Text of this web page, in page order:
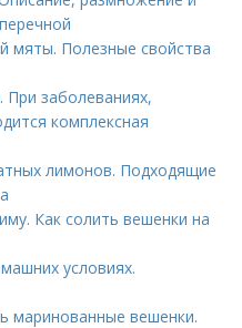
мяты. Полезные свойства
При заболеваниях,
комплексная
лимонов. Подходящие
Как солить вешенки на
условиях.
маринованные вешенки.